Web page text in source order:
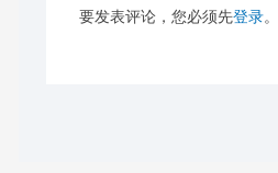
要发表评论，您必须先登录。